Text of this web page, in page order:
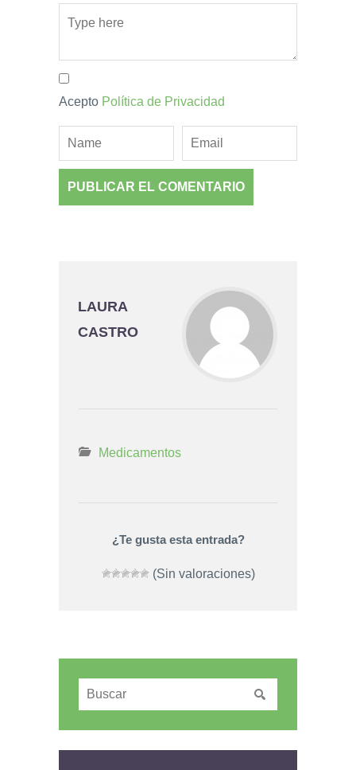
Acepto Política de Privacidad
LAURA
CASTRO
Medicamentos
¿Te gusta esta entrada?
(Sin valoraciones)